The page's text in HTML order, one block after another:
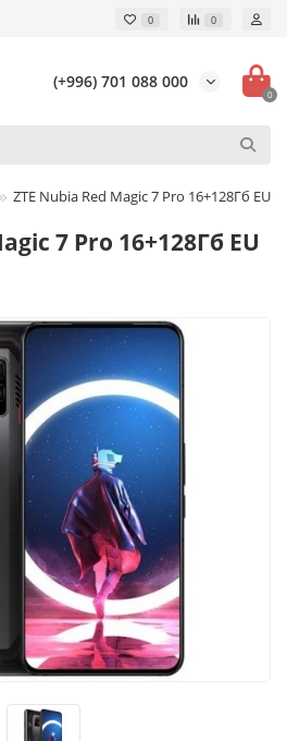
0 0
(+996) 701 088 000
0
ZTE Nubia Red Magic 7 Pro 16+128Гб EU
7 Pro 16+128Гб EU